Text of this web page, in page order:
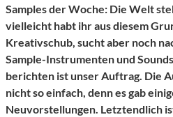
Samples der Woche: Die Welt
vielleicht habt ihr aus diesem
Kreativschub, sucht aber noch
Sample-Instrumenten und
berichten ist unser Auftrag. Die
nicht so einfach, denn es gab
Neuvorstellungen. Letztendlich